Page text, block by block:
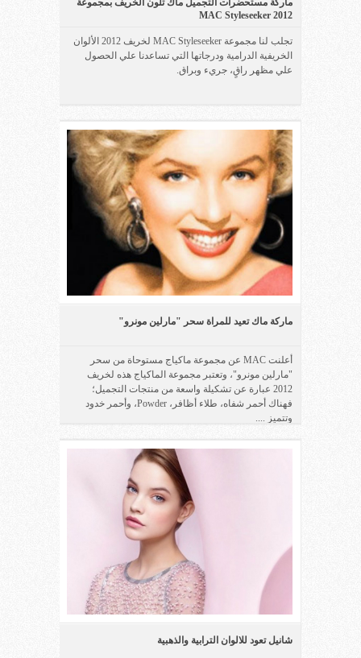
2012 MAC Styleseeker
تجلب لنا مجموعة MAC Styleseeker لخريف 2012 الألوان
الخريفية الدرامية ودرجاتها التي تساعدنا علي الحصول
علي مظهر راقٍ، جريء وبراق.
ماركة ماك تعيد للمراة سحر "مارلين مونرو"
أعلنت MAC عن مجموعة ماكياج مستوحاة من سحر
"مارلين مونرو"، وتعتبر مجموعة الماكياج هذه لخريف
2012 عبارة عن تشكيلة واسعة من منتجات التجميل؛
فهناك أحمر شفاه، طلاء أظافر، Powder، وأحمر خدود
وتتميز ....
شانيل تعود للالوان الترابية والذهبية